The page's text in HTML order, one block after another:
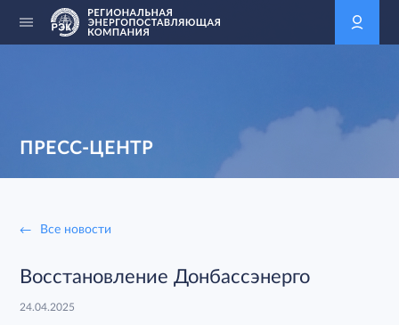
ПРЕСС-ЦЕНТР
Все новости
Восстановление Донбассэнерго
24.04.2025